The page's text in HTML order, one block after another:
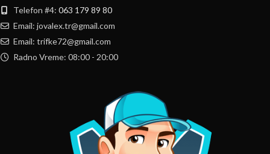
Telefon #4: 063 179 89 80
Email: jovalex.tr@gmail.com
Email: trifke72@gmail.com
Radno Vreme: 08:00 - 20:00